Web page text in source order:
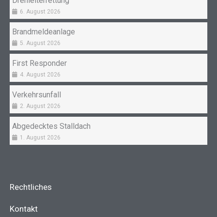
6. August 2026
Brandmeldeanlage
5. August 2026
First Responder
4. August 2026
Verkehrsunfall
2. August 2026
Abgedecktes Stalldach
1. August 2026
Rechtliches
Kontakt